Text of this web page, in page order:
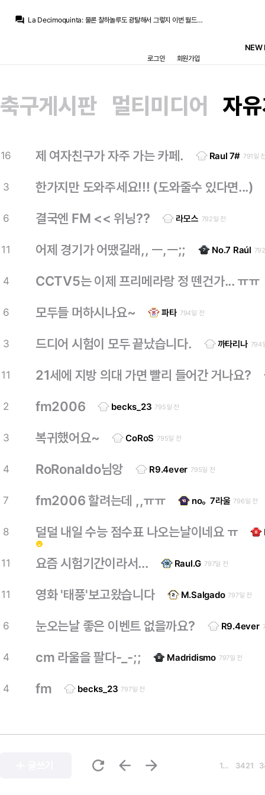
question_answer La Decimoquinta: 물론 찰하놀루도 광탈해서 그렇지 이번 월드컵에서 경기력은 쉣이었지만
의지가 있냐가 문제겠지만 벨추발 안믿겠다하면 전 현실적인 대안은 저런 베테랑들 영입이 대안이라 보긴 합니다
San Iker : 이적료가 워낙 싸서 2년 정도 활약한다면 밥값은 해주는 거죠
아르한:좀 문제기는 하겠죠
La Decimoquinta:와튼도 몸값도 더럽게 비쌀텐데 얘도 내구성이라는 부분에서 지속적으로 물음표를 달고 다니는놈이고 기마랑이스 아스날행까지 유력한마당에 당장 대형영입할만한 대상 없으면
NEW
로그인 회원가입
축구게시판 멀티미디어 자
16 제 여자친구가 자주 가는 카페. Raul 7# 791일
3 한가지만 도와주세요!!! (도와줄수 있다면...)
6 결국엔 FM << 위닝?? 라모스 792일 전
11 어제 경기가 어땠길래,, ㅡ,ㅡ;; No.7 Raúl
4 CCTV5는 이제 프리메라랑 정 뗀건가... ㅠㅠ
6 모두들 머하시나요~ 파타 794일 전
3 드디어 시험이 모두 끝났습니다. 까타리나 794
11 21세에 지방 의대 가면 빨리 들어간 거나요?
2 fm2006 becks_23 795일 전
3 복귀했어요~ CoRoS 795일 전
4 RoRonaldo님앙 R9.4ever 795일 전
7 fm2006 할려는데 ,,ㅠㅠ no。7라울 796일 전
8
emoji_emotions
덜덜 내일 수능 점수표 나오는날이네요 ㅠ
11 요즘 시험기간이라서... Raul.G 797일 전
11 영화 '태풍'보고왔습니다 M.Salgado 797일 전
6 눈오는날 좋은 이벤트 없을까요? R9.4ever
4 cm 라울을 팔다-_-;; Madridismo 797일 전
4 fm becks_23 797일 전
refresh arrow_back arrow_forward 1… 3421